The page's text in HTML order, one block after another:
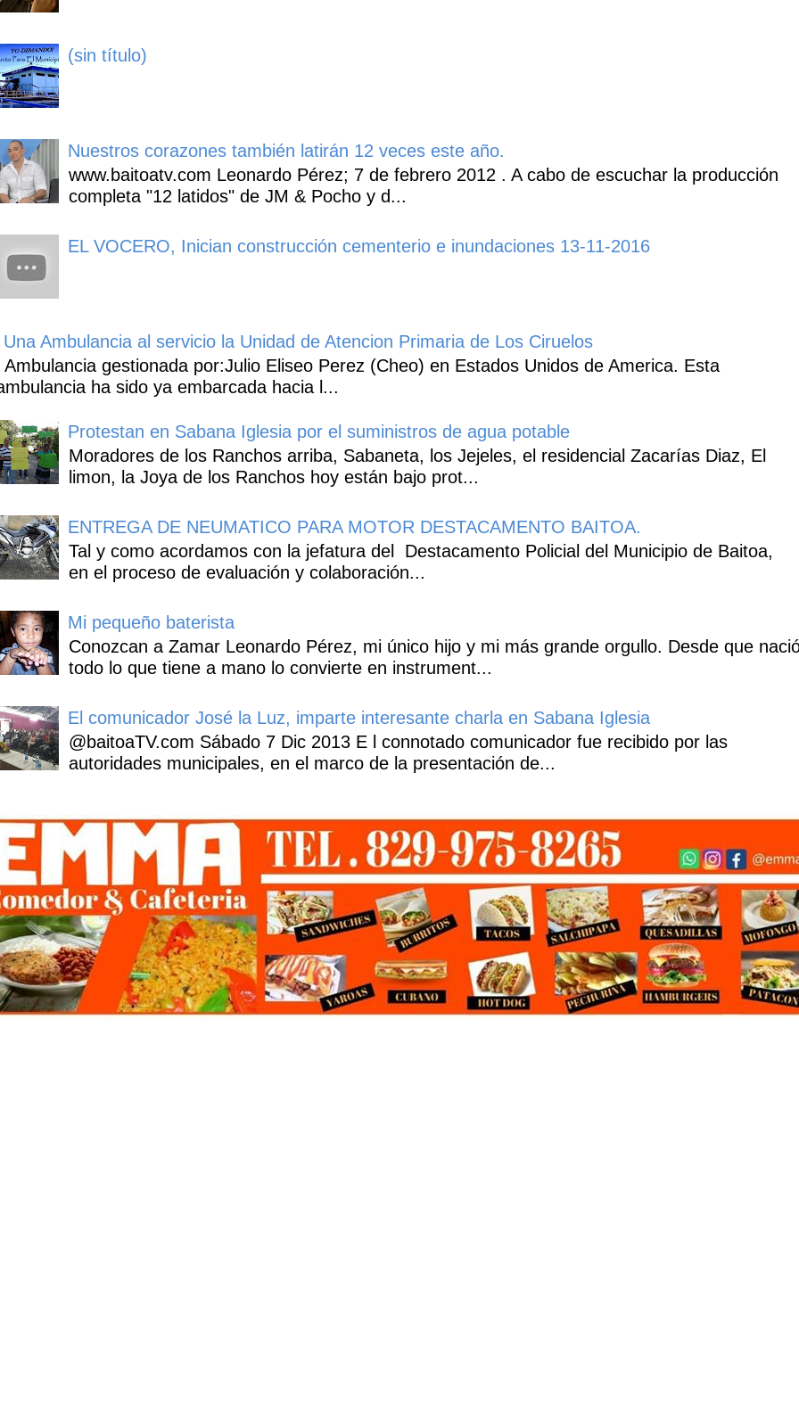
(sin título)
Nuestros corazones también latirán 12 veces este año.
www.baitoatv.com Leonardo Pérez; 7 de febrero 2012 . A cabo de escuchar la producción
completa "12 latidos" de JM & Pocho y d...
EL VOCERO, Inician construcción cementerio e inundaciones 13-11-2016
Una Ambulancia al servicio la Unidad de Atencion Primaria de Los Ciruelos
Ambulancia gestionada por:Julio Eliseo Perez (Cheo) en Estados Unidos de America. Esta
ha sido ya embarcada hacia l...
Protestan en Sabana Iglesia por el suministros de agua potable
Moradores de los Ranchos arriba, Sabaneta, los Jejeles, el residencial Zacarías Diaz, El
limon, la Joya de los Ranchos hoy están bajo prot...
ENTREGA DE NEUMATICO PARA MOTOR DESTACAMENTO BAITOA.
Tal y como acordamos con la jefatura del Destacamento Policial del Municipio de Baitoa,
en el proceso de evaluación y colaboración...
Mi pequeño baterista
Conozcan a Zamar Leonardo Pérez, mi único hijo y mi más grande orgullo. Desde que
todo lo que tiene a mano lo convierte en instrument...
El comunicador José la Luz, imparte interesante charla en Sabana Iglesia
@baitoaTV.com Sábado 7 Dic 2013 E l connotado comunicador fue recibido por las
autoridades municipales, en el marco de la presentación de...